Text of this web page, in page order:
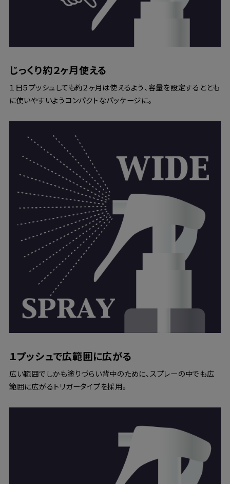
じっくり約２ヶ月使える
１日５プッシュしても約２ヶ月は使えるよう、容量を設定するととも
に使いやすいようコンパクトなパッケージに。
１プッシュで広範囲に広がる
広い範囲でしかも塗りづらい背中のために、スプレーの中でも広
範囲に広がるトリガータイプを採用。